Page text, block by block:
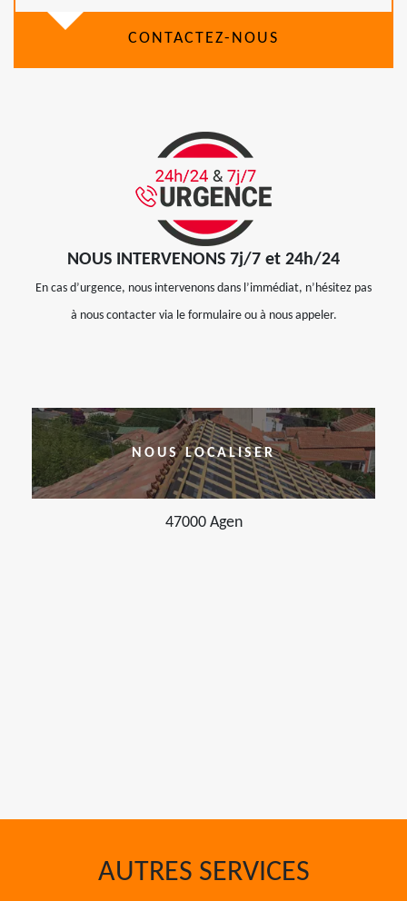
CONTACTEZ-NOUS
NOUS INTERVENONS 7j/7 et 24h/24
En cas d’urgence, nous intervenons dans l’immédiat, n’hésitez pas
à nous contacter via le formulaire ou à nous appeler.
NOUS LOCALISER
47000 Agen
AUTRES SERVICES